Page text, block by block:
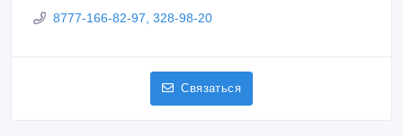
8777-166-82-97, 328-98-20
Связаться